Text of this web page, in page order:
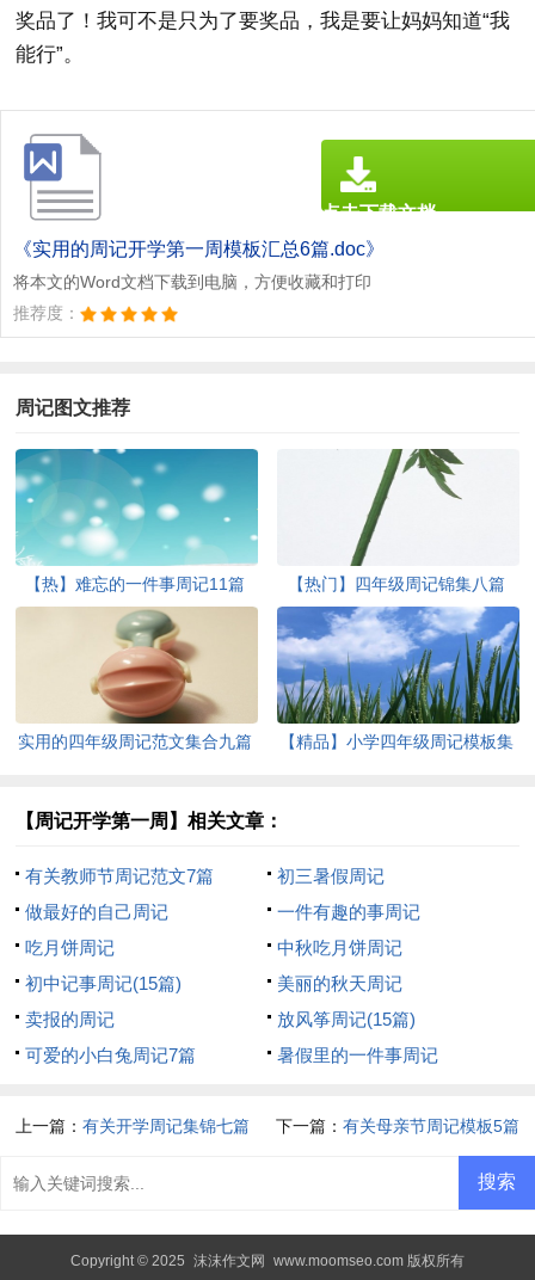
奖品了！我可不是只为了要奖品，我是要让妈妈知道“我
能行”。
《实用的周记开学第一周模板汇总6篇.doc》
将本文的Word文档下载到电脑，方便收藏和打印
推荐度：
点击下载文档
文档为doc格式
周记图文推荐
【热】难忘的一件事周记11篇 【热门】四年级周记锦集八篇
实用的四年级周记范文集合九篇
【精品】小学四年级周记模板集
【周记开学第一周】相关文章：
有关教师节周记范文7篇
初三暑假周记
做最好的自己周记
一件有趣的事周记
吃月饼周记
中秋吃月饼周记
初中记事周记(15篇)
美丽的秋天周记
卖报的周记
放风筝周记(15篇)
可爱的小白兔周记7篇
暑假里的一件事周记
上一篇：有关开学周记集锦七篇 下一篇： 有关母亲节周记模板5篇
Copyright © 2025 沫沫作文网 www.moomseo.com 版权所有